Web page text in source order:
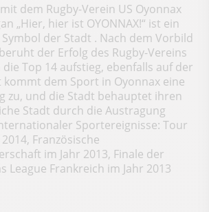
dem Rugby-Verein US Oyonnax
„Hier, hier ist OYONNAX!“ ist ein
der Stadt . Nach dem Vorbild
der Erfolg des Rugby-Vereins
die Top 14 aufstieg, ebenfalls auf der
kommt dem Sport in Oyonnax eine
zu, und die Stadt behauptet ihren
Stadt durch die Austragung
Sportereignisse: Tour
Französische
im Jahr 2013, Finale der
League Frankreich im Jahr 2013